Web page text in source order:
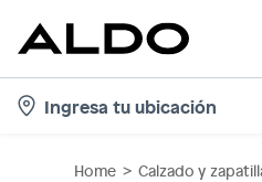
Ingresa tu ubicación
Home Calzado y